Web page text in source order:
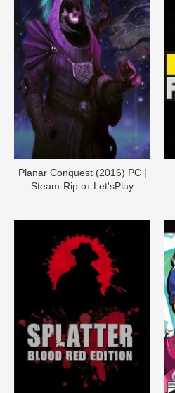
Planar Conquest (2016) PC |
Steam-Rip от Let'sРlay